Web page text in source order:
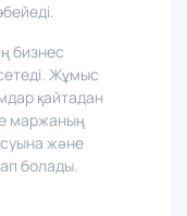
болып қалса
бизнес
Жұмыс
қайтадан
маржаның
және